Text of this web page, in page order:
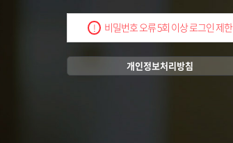
! 비밀번호 오류 5회 이상 로그인 제한
개인정보처리방침